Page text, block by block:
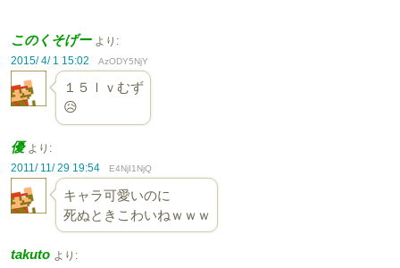
このくそげー より:
2015/ 4/ 1 15:02
AzODY5NjY
１５ｌｖむず
😥
優 より:
2011/ 11/ 29 19:54
E4NjI1NjQ
キャラ可愛いのに
死ぬときこわいねｗｗｗ
takuto より: